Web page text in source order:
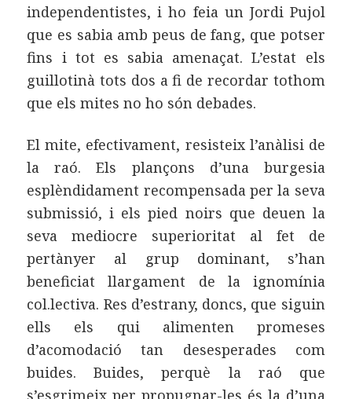
independentistes, i ho feia un Jordi Pujol
que es sabia amb peus de fang, que potser
fins i tot es sabia amenaçat. L’estat els
guillotinà tots dos a fi de recordar tothom
que els mites no ho són debades.
El mite, efectivament, resisteix l’anàlisi de
la raó. Els plançons d’una burgesia
esplèndidament recompensada per la seva
submissió, i els pied noirs que deuen la
seva mediocre superioritat al fet de
pertànyer al grup dominant, s’han
beneficiat llargament de la ignomínia
col.lectiva. Res d’estrany, doncs, que siguin
ells els qui alimenten promeses
d’acomodació tan desesperades com
buides. Buides, perquè la raó que